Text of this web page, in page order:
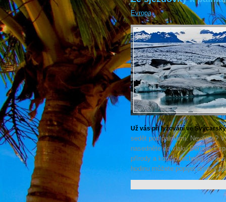
Evropa
Už vás při lyžování ve
sedět pod palmami. Nevěříte?
nasedněte do vlaku Bernina
přírody a kouzlo techniky, jenž
hodinu můžete popíjet drink v